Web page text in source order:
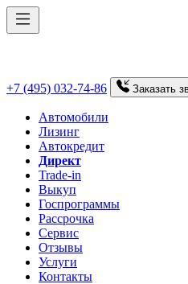
+7 (495) 032-74-86 Заказать
Автомобили
Лизинг
Автокредит
Директ
Trade-in
Выкуп
Госпрограммы
Рассрочка
Сервис
Отзывы
Услуги
Контакты